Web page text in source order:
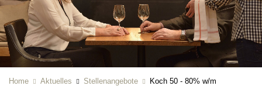
Home Aktuelles Stellenangebote Koch 50 - 80% w/m